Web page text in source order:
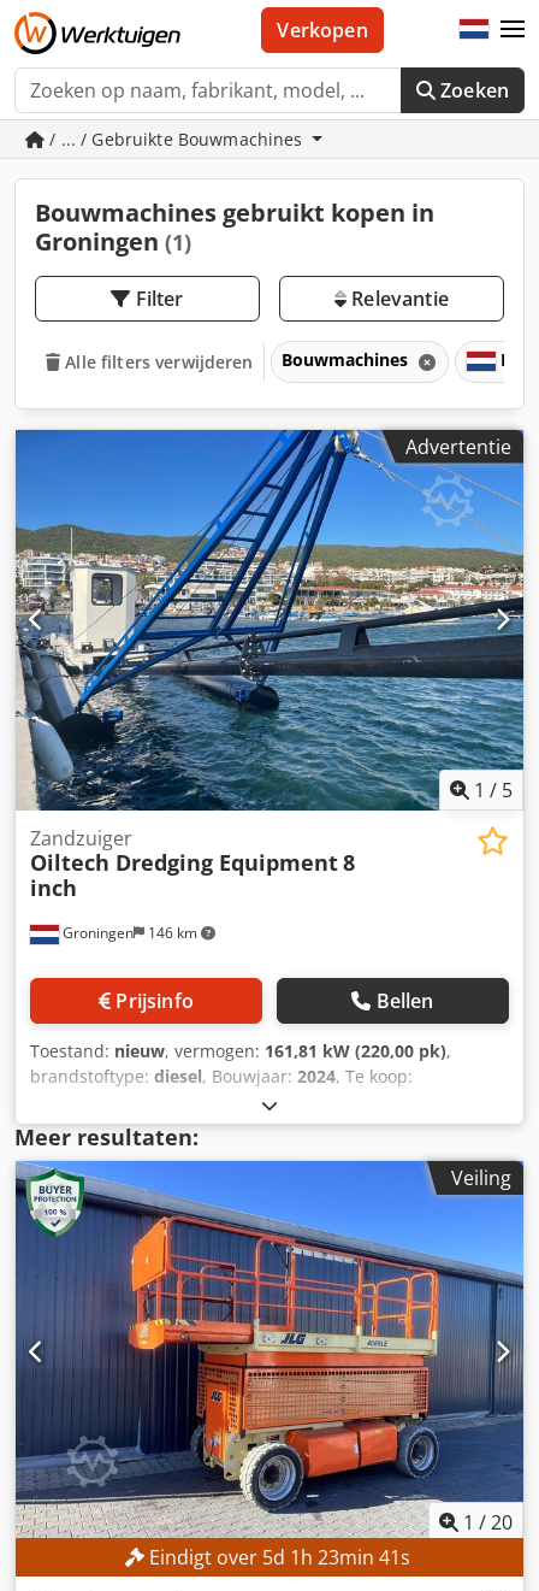
Zoeken
Verkopen
/ ... / Gebruikte Bouwmachines
Bouwmachines gebruikt kopen in
Groningen (1)
Filter Relevantie
Alle filters verwijderen Bouwmachines
Advertentie
1 / 5
Groningen 146 km
Zandzuiger
Oiltech Dredging Equipment8
inch
Prijsinfo Bellen
Toestand: nieuw, vermogen: 161,81 kW (220,00 pk),
brandstoftype: diesel, Bouwjaar: 2024, Te koop:
Hoogwaardige NIEUWE Zandzuiger Perfect voor
baggerwerkzaamheden in jachthavens, havens, zand- &
grindwinning Bent u op zoek naar een betrouwbare
zandzuiger voor al uw baggerbehoeften? Deze efficiënte
dredger is ideaal voor uiteenlopende toepassingen, zoals
jachthavens, havens en mijnbouwactiviteiten. Belangrijkste
kenmerken: - Krachtig zuigsysteem: Geschikt voor het
baggeren van zand, grind, slib en meer. - Veelzijdige
toepassingen: Perfect voor het opruimen van havens,
jachthavens en binnenwateren. - Duurzaam ontwerp:
Gemaakt voor langdurig gebruik in zware maritieme
omgevingen. - Efficiënte werking: Maximaliseer de
productiviteit bij mijnbouw- en graafprojecten.
Specificaties: - Baggerdiepte: 10 mtr uitbreidbaar tot 15
mtr - Motorvermogen: 220hp Of u nu een jachthaven
beheert, een haven uitbreidt of werkt aan een zand- en
grindproject, deze zandzuiger biedt de prestaties en
betrouwbaarheid die u nodig heeft. Neem contact met ons
op voor prijzen en meer informatie! Crodeu Afi Ispfx Aiief
Meer resultaten:
Veiling
1 /20
Eindigt over 5d 1h 23min 39s